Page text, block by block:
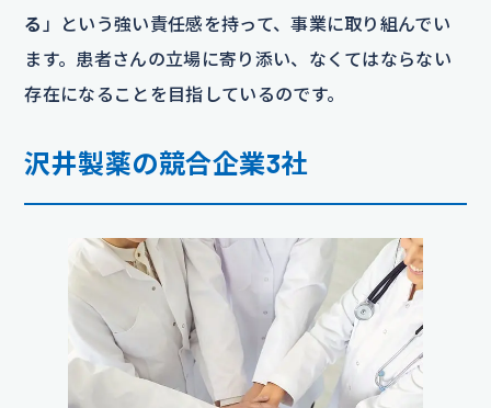
る 」という強い責任感を持って、事業に取り組んでい
ます。患者さんの立場に寄り添い、なくてはならない
存在になることを目指しているのです。
沢井製薬の競合企業3社